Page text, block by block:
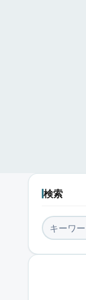
検索